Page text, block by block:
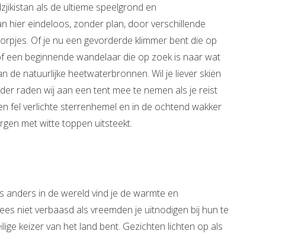
als de ultieme speelgrond en
hier eindeloos, zonder plan, door verschillende
Of je nu een gevorderde klimmer bent die op
een beginnende wandelaar die op zoek is naar wat
de natuurlijke heetwaterbronnen. Wil je liever skiën
raden wij aan een tent mee te nemen als je reist
fel verlichte sterrenhemel en in de ochtend wakker
met witte toppen uitsteekt.
anders in de wereld vind je de warmte en
niet verbaasd als vreemden je uitnodigen bij hun te
keizer van het land bent. Gezichten lichten op als